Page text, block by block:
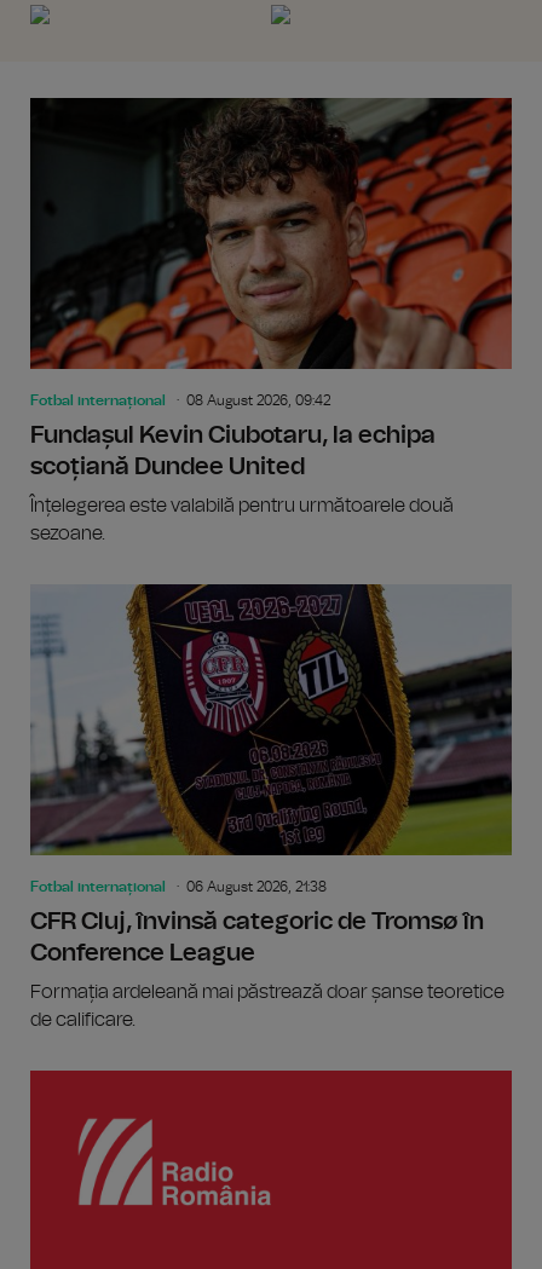
Fotbal internațional 08 August 2026, 09:42
Fundașul Kevin Ciubotaru, la echipa
scoțiană Dundee United
Înțelegerea este valabilă pentru următoarele două
sezoane.
Fotbal internațional 06 August 2026, 21:38
CFR Cluj, învinsă categoric de Tromsø în
Conference League
Formația ardeleană mai păstrează doar șanse teoretice
de calificare.